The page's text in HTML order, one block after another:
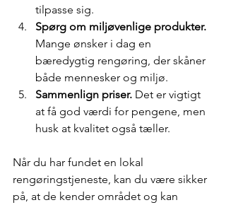
tilpasse sig.
Spørg om miljøvenlige produkter.
Mange ønsker i dag en
bæredygtig rengøring, der skåner
både mennesker og miljø.
Sammenlign priser. Det er vigtigt
at få god værdi for pengene, men
husk at kvalitet også tæller.
Når du har fundet en lokal
rengøringstjeneste, kan du være sikker
på, at de kender området og kan